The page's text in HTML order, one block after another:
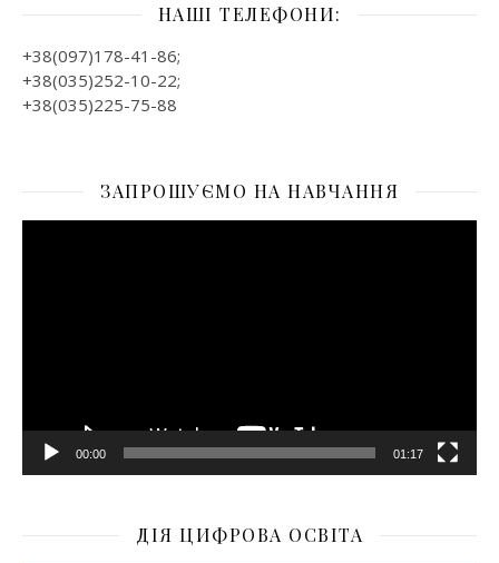
НАШІ ТЕЛЕФОНИ:
+38(097)178-41-86;
+38(035)252-10-22;
+38(035)225-75-88
ЗАПРОШУЄМО НА НАВЧАННЯ
Відеопрогравач
00:00 01:17
ДІЯ ЦИФРОВА ОСВІТА